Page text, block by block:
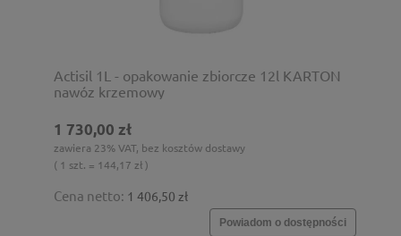
Actisil 1L - opakowanie zbiorcze 12l KARTON
nawóz krzemowy
1 730,00 zł
zawiera 23% VAT, bez kosztów dostawy
( 1 szt. = 144,17 zł )
Cena netto: 1 406,50 zł
Powiadom o dostępności